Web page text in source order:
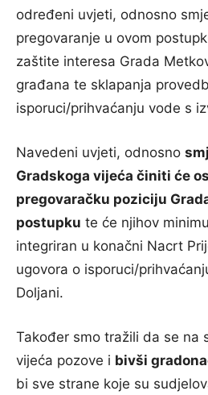
određeni uvjeti, odnosno
pregovaranje u ovom
zaštite interesa Grada
građana te sklapanja
isporuci/prihvaćanju vode s
Navedeni uvjeti, odnosno
Gradskoga vijeća činiti će
pregovaračku poziciju
postupku te će njihov
integriran u konačni Nacrt
ugovora o isporuci/
Doljani.
Također smo tražili da se na
vijeća pozove i bivši
bi sve strane koje su